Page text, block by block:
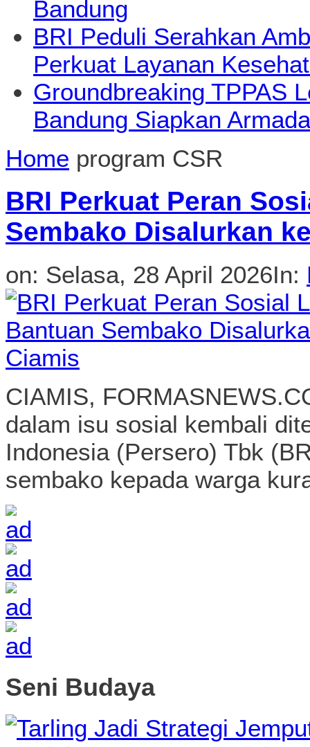
Bandung
BRI Peduli Serahkan
Perkuat Layanan
Groundbreaking TPPAS
Bandung Siapkan
Home program CSR
BRI Perkuat Peran
Sembako Disalurkan
on: Selasa, 28 April 2026In:
CIAMIS,
dalam isu sosial kembali
Indonesia (Persero) Tbk
sembako kepada warga
Seni Budaya